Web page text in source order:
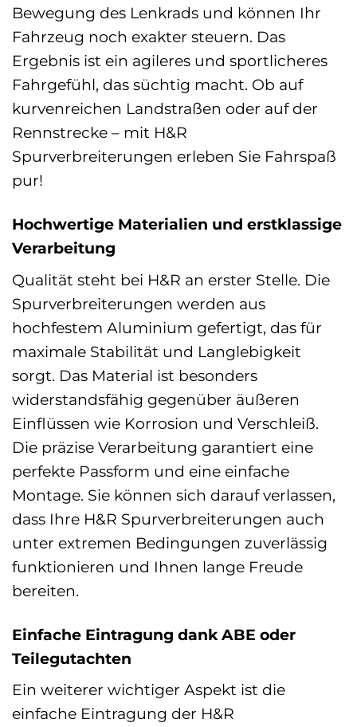
Bewegung des Lenkrads und können Ihr
Fahrzeug noch exakter steuern. Das
Ergebnis ist ein agileres und sportlicheres
Fahrgefühl, das süchtig macht. Ob auf
kurvenreichen Landstraßen oder auf der
Rennstrecke – mit H&R
Spurverbreiterungen erleben Sie Fahrspaß
pur!
Hochwertige Materialien und erstklassige
Verarbeitung
Qualität steht bei H&R an erster Stelle. Die
Spurverbreiterungen werden aus
hochfestem Aluminium gefertigt, das für
maximale Stabilität und Langlebigkeit
sorgt. Das Material ist besonders
widerstandsfähig gegenüber äußeren
Einflüssen wie Korrosion und Verschleiß.
Die präzise Verarbeitung garantiert eine
perfekte Passform und eine einfache
Montage. Sie können sich darauf verlassen,
dass Ihre H&R Spurverbreiterungen auch
unter extremen Bedingungen zuverlässig
funktionieren und Ihnen lange Freude
bereiten.
Einfache Eintragung dank ABE oder
Teilegutachten
Ein weiterer wichtiger Aspekt ist die
einfache Eintragung der H&R